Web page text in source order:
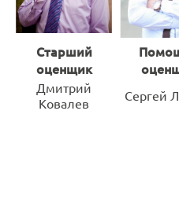
Старший
оценщик
Дмитрий
Ковалев
Сергей